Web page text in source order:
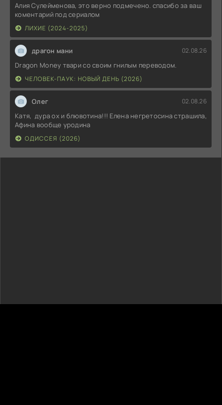
Алия Сулейменова, это верно подмечено. спасибо за ваш
коментарий под сериалом
ЛИХИЕ (2024-2025)
драгон мани 02.08.26
Dragon Money твари со своим гнилым переводом.
ЧЕЛОВЕК-ПАУК: НОВЫЙ ДЕНЬ (2026)
Олег 02.08.26
Катя, дура ох и блювотина!!! Елена негретосина страшила,
Афина вообще уродина
ОДИССЕЯ (2026)